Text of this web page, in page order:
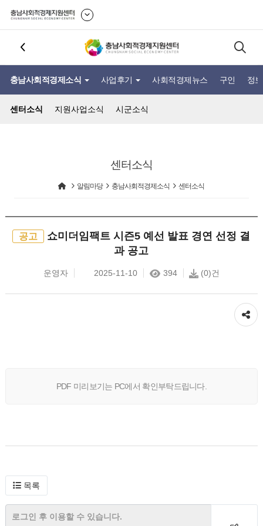
충남사회적경제소식 사업후기 사회적경제뉴스 구인 정
센터소식 지원사업소식 시군소식
센터소식
알림마당 충남사회적경제소식 센터소식
공고
쇼미더임팩트 시즌5 예선 발표 경연 선정 결
과 공고
운영자 2025-11-10 394 (0)건
공유하기
PDF 미리보기는 PC에서 확인부탁드립니다.
목록